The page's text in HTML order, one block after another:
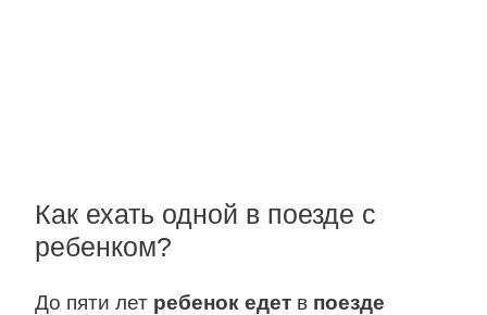
Как ехать одной в поезде с
ребенком?
До пяти лет ребенок едет в поезде